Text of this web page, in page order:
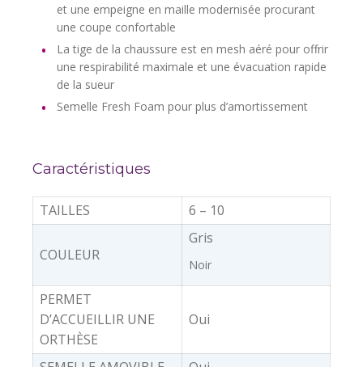
et une empeigne en maille modernisée procurant
une coupe confortable
La tige de la chaussure est en mesh aéré pour offrir
une respirabilité maximale et une évacuation rapide
de la sueur
Semelle Fresh Foam pour plus d’amortissement
Caractéristiques
TAILLES 6 – 10
COULEUR
Gris
Noir
PERMET
D’ACCUEILLIR UNE
ORTHÈSE
Oui